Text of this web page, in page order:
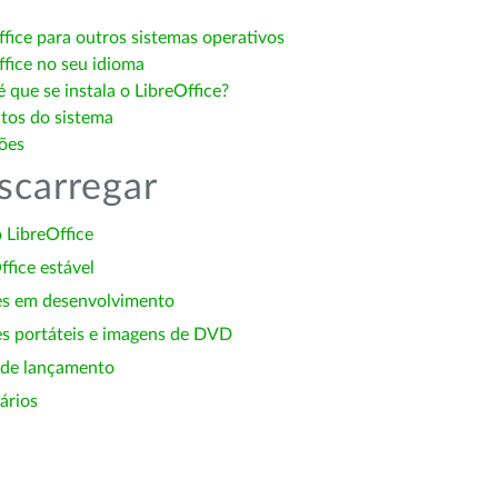
para outros sistemas operativos
no seu idioma
que se instala o LibreOffice?
do sistema
LibreOffice
estável
em desenvolvimento
portáteis e imagens de DVD
lançamento